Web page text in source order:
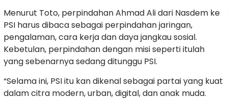
Menurut Toto, perpindahan Ahmad Ali dari Nasdem ke
PSI harus dibaca sebagai perpindahan jaringan,
pengalaman, cara kerja dan daya jangkau sosial.
Kebetulan, perpindahan dengan misi seperti itulah
yang sebenarnya sedang ditunggu PSI.
“Selama ini, PSI itu kan dikenal sebagai partai yang kuat
dalam citra modern, urban, digital, dan anak muda.